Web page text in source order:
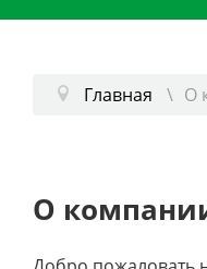
Главная О
О